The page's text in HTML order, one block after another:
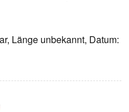
Länge unbekannt, Datum: